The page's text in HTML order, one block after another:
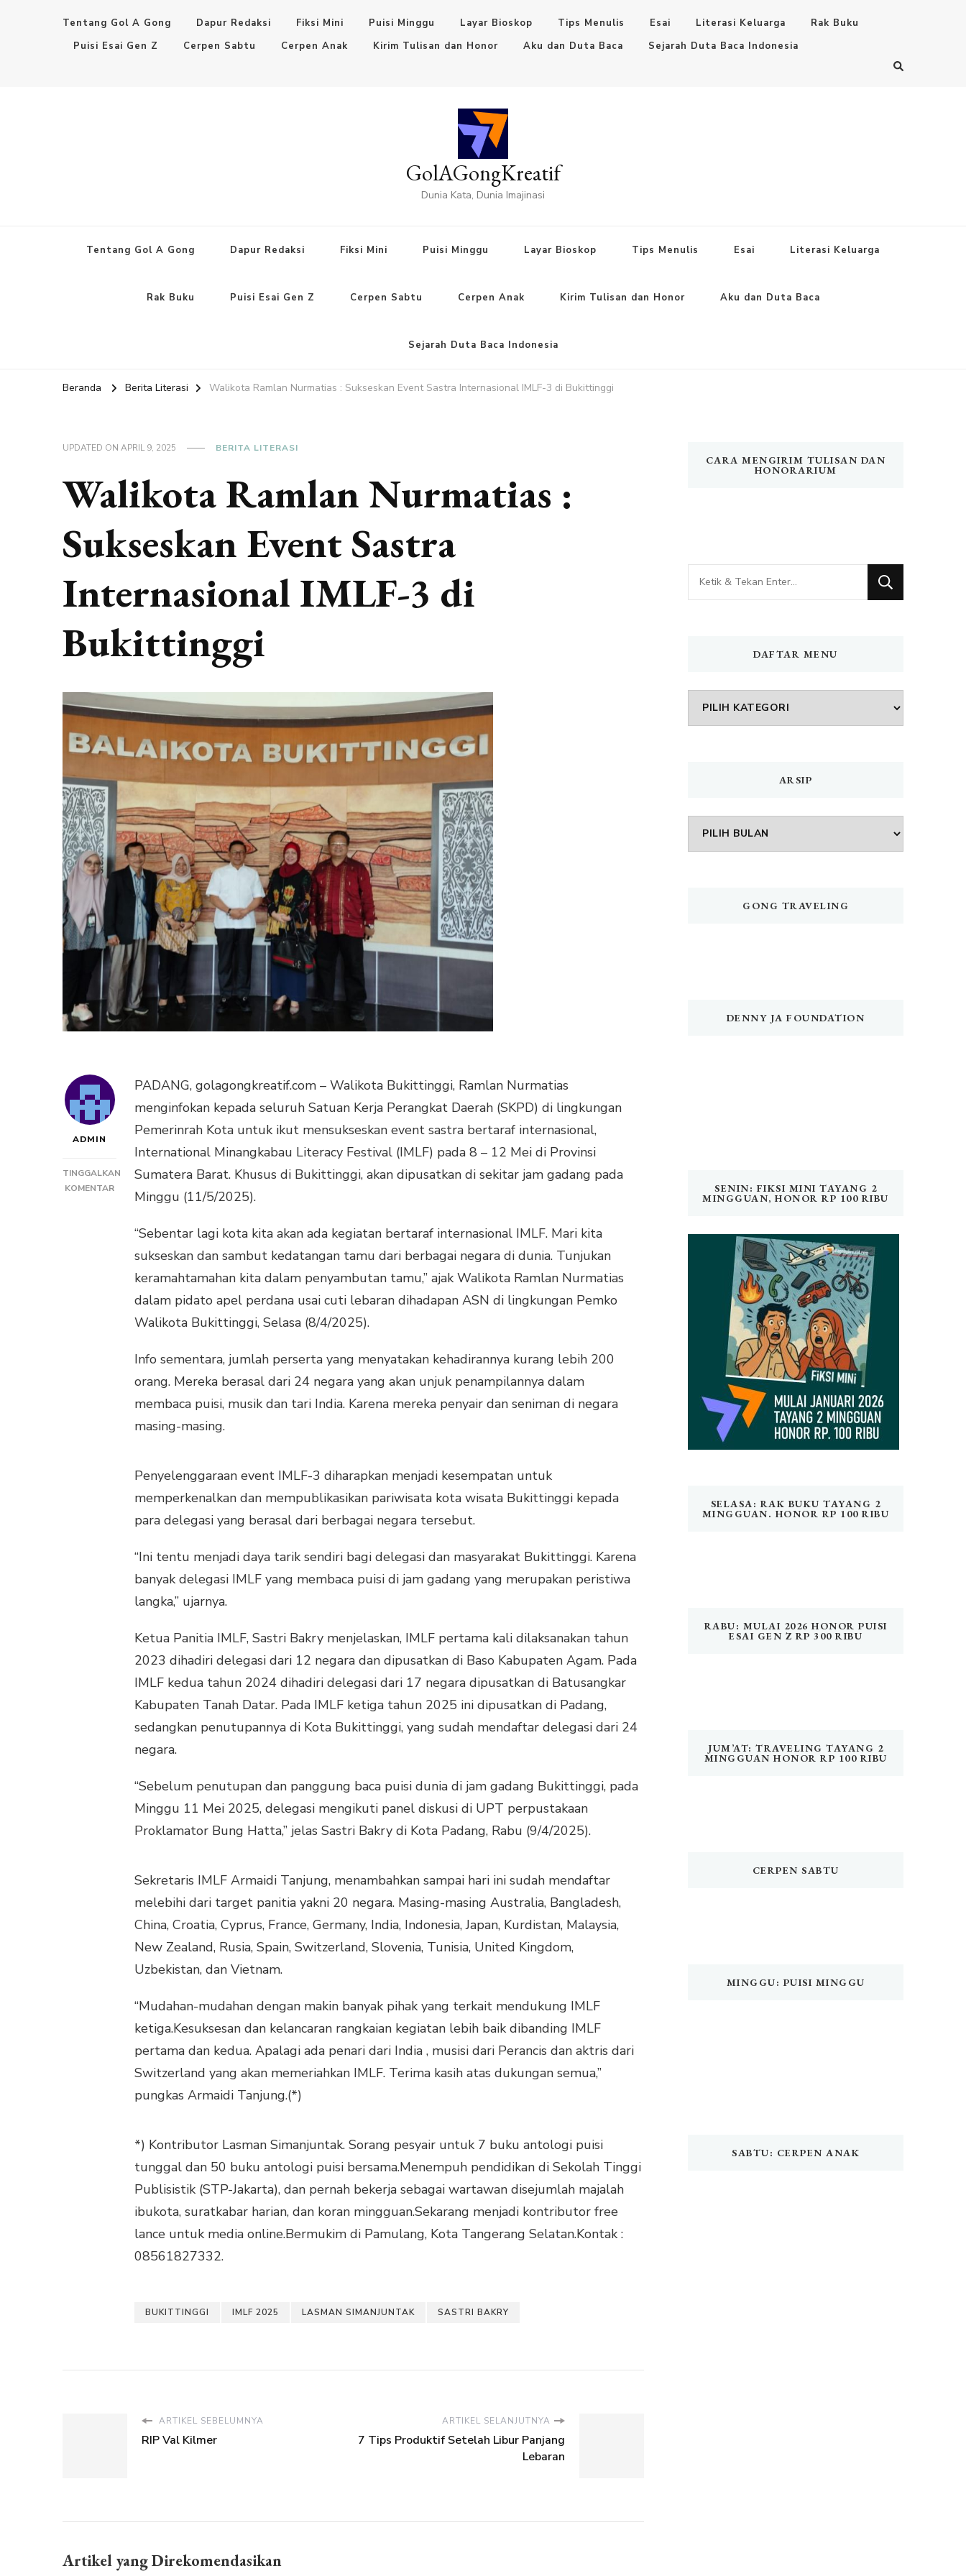
Tentang Gol A Gong Dapur Redaksi Fiksi Mini Puisi Minggu Layar Bioskop Tips Menulis Esai Literasi Keluarga
Rak Buku
Puisi Esai Gen Z
Cerpen Sabtu Cerpen Anak Kirim Tulisan dan Honor Aku dan Duta Baca Sejarah Duta Baca Indonesia
GolAGongKreatif
Dunia Kata, Dunia Imajinasi
Tentang Gol A Gong Dapur Redaksi Fiksi Mini Puisi Minggu Layar Bioskop Tips Menulis Esai Literasi Keluarga
Rak Buku Puisi Esai Gen Z Cerpen Sabtu Cerpen Anak Kirim Tulisan dan Honor Aku dan Duta Baca
Sejarah Duta Baca Indonesia
Beranda Berita Literasi Walikota Ramlan Nurmatias : Sukseskan Event Sastra Internasional IMLF-3 di Bukittinggi
UPDATED ON APRIL 9, 2025 BERITA LITERASI
Walikota Ramlan Nurmatias :
Sukseskan Event Sastra
Internasional IMLF-3 di
Bukittinggi
ADMIN
TINGGALKAN
KOMENTARPADA
WALIKOTA
NURMATIAS
SUKSESKAN
EVENT
SASTRA
INTERNASIONAL
IMLF-
PADANG, golagongkreatif.com – Walikota Bukittinggi, Ramlan Nurmatias
menginfokan kepada seluruh Satuan Kerja Perangkat Daerah (SKPD) di lingkungan
Pemerinrah Kota untuk ikut mensukseskan event sastra bertaraf internasional,
International Minangkabau Literacy Festival (IMLF) pada 8 – 12 Mei di Provinsi
Sumatera Barat. Khusus di Bukittinggi, akan dipusatkan di sekitar jam gadang pada
Minggu (11/5/2025).
“Sebentar lagi kota kita akan ada kegiatan bertaraf internasional IMLF. Mari kita
sukseskan dan sambut kedatangan tamu dari berbagai negara di dunia. Tunjukan
keramahtamahan kita dalam penyambutan tamu,” ajak Walikota Ramlan Nurmatias
dalam pidato apel perdana usai cuti lebaran dihadapan ASN di lingkungan Pemko
Walikota Bukittinggi, Selasa (8/4/2025).
Info sementara, jumlah perserta yang menyatakan kehadirannya kurang lebih 200
orang. Mereka berasal dari 24 negara yang akan unjuk penampilannya dalam
membaca puisi, musik dan tari India. Karena mereka penyair dan seniman di negara
masing-masing.
Penyelenggaraan event IMLF-3 diharapkan menjadi kesempatan untuk
memperkenalkan dan mempublikasikan pariwisata kota wisata Bukittinggi kepada
para delegasi yang berasal dari berbagai negara tersebut.
“Ini tentu menjadi daya tarik sendiri bagi delegasi dan masyarakat Bukittinggi. Karena
banyak delegasi IMLF yang membaca puisi di jam gadang yang merupakan peristiwa
langka,” ujarnya.
Ketua Panitia IMLF, Sastri Bakry menjelaskan, IMLF pertama kali dilaksanakan tahun
2023 dihadiri delegasi dari 12 negara dan dipusatkan di Baso Kabupaten Agam. Pada
IMLF kedua tahun 2024 dihadiri delegasi dari 17 negara dipusatkan di Batusangkar
Kabupaten Tanah Datar. Pada IMLF ketiga tahun 2025 ini dipusatkan di Padang,
sedangkan penutupannya di Kota Bukittinggi, yang sudah mendaftar delegasi dari 24
negara.
“Sebelum penutupan dan panggung baca puisi dunia di jam gadang Bukittinggi, pada
Minggu 11 Mei 2025, delegasi mengikuti panel diskusi di UPT perpustakaan
Proklamator Bung Hatta,” jelas Sastri Bakry di Kota Padang, Rabu (9/4/2025).
Sekretaris IMLF Armaidi Tanjung, menambahkan sampai hari ini sudah mendaftar
melebihi dari target panitia yakni 20 negara. Masing-masing Australia, Bangladesh,
China, Croatia, Cyprus, France, Germany, India, Indonesia, Japan, Kurdistan, Malaysia,
New Zealand, Rusia, Spain, Switzerland, Slovenia, Tunisia, United Kingdom,
Uzbekistan, dan Vietnam.
“Mudahan-mudahan dengan makin banyak pihak yang terkait mendukung IMLF
ketiga.Kesuksesan dan kelancaran rangkaian kegiatan lebih baik dibanding IMLF
pertama dan kedua. Apalagi ada penari dari India , musisi dari Perancis dan aktris dari
Switzerland yang akan memeriahkan IMLF. Terima kasih atas dukungan semua,”
pungkas Armaidi Tanjung.(*)
*) Kontributor Lasman Simanjuntak. Sorang pesyair untuk 7 buku antologi puisi
tunggal dan 50 buku antologi puisi bersama.Menempuh pendidikan di Sekolah Tinggi
Publisistik (STP-Jakarta), dan pernah bekerja sebagai wartawan disejumlah majalah
ibukota, suratkabar harian, dan koran mingguan.Sekarang menjadi kontributor free
lance untuk media online.Bermukim di Pamulang, Kota Tangerang Selatan.Kontak :
08561827332.
BUKITTINGGI IMLF 2025 LASMAN SIMANJUNTAK SASTRI BAKRY
ARTIKEL SEBELUMNYA
RIP Val Kilmer
ARTIKEL SELANJUTNYA
7 Tips Produktif Setelah Libur Panjang
Lebaran
Artikel yang Direkomendasikan
CARA MENGIRIM TULISAN DAN
HONORARIUM
Mencari
Sesuatu?
DAFTAR MENU
DAFTAR
MENU
ARSIP
Arsip
GONG TRAVELING
DENNY JA FOUNDATION
SENIN: FIKSI MINI TAYANG 2
MINGGUAN, HONOR RP 100 RIBU
SELASA: RAK BUKU TAYANG 2
MINGGUAN. HONOR RP 100 RIBU
RABU: MULAI 2026 HONOR PUISI
ESAI GEN Z RP 300 RIBU
JUM’AT: TRAVELING TAYANG 2
MINGGUAN HONOR RP 100 RIBU
CERPEN SABTU
MINGGU: PUISI MINGGU
SABTU: CERPEN ANAK